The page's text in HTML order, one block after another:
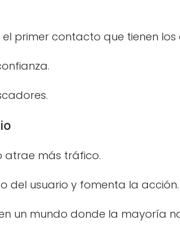
el primer contacto que tienen
atrae más tráfico.
del usuario y fomenta la acción.
un mundo donde la mayoría